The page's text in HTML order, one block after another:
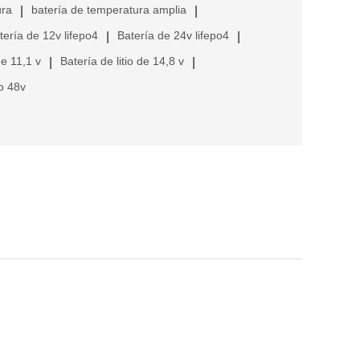
batería de temperatura amplia
de 12v lifepo4 Batería de 24v lifepo4
11,1 v Batería de litio de 14,8 v
48v